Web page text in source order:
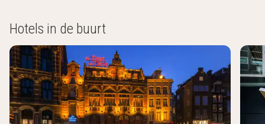
Hotels in de buurt